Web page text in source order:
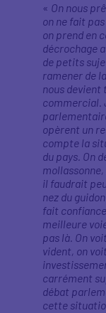
« On nous
on ne fait
on prend en
décrochage
de petits
ramener de
nous devient
commercial.
opèrent un
compte la
du pays. On
il faudrait
nez du
fait
meilleure
pas là. On
vident, on
carrément
débat
cette